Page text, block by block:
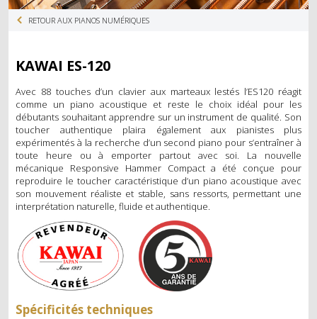
COMPACTS
ACCESSOIRES
BANQUETTES
MÉTRONOMES
ECLAIRAGE
DIVERS
OCCASIONS
RETOUR AUX PIANOS NUMÉRIQUES
KAWAI ES-120
Avec 88 touches d’un clavier aux marteaux lestés l’ES120 réagit
comme un piano acoustique et reste le choix idéal pour les
débutants souhaitant apprendre sur un instrument de qualité. Son
toucher authentique plaira également aux pianistes plus
expérimentés à la recherche d’un second piano pour s’entraîner à
toute heure ou à emporter partout avec soi. La nouvelle
mécanique Responsive Hammer Compact a été conçue pour
reproduire le toucher caractéristique d’un piano acoustique avec
son mouvement réaliste et stable, sans ressorts, permettant une
interprétation naturelle, fluide et authentique.
Spécificités techniques